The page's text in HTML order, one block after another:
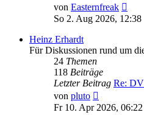
von Easternfreak
So 2. Aug 2026, 12:38
Heinz Erhardt
Für Diskussionen rund um
24 Themen
118 Beiträge
Letzter Beitrag Re:
von pluto
Beitrag
Fr 10. Apr 2026, 06:22